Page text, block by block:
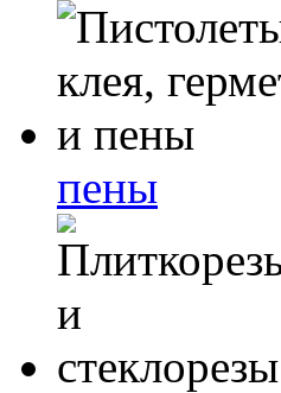
пены